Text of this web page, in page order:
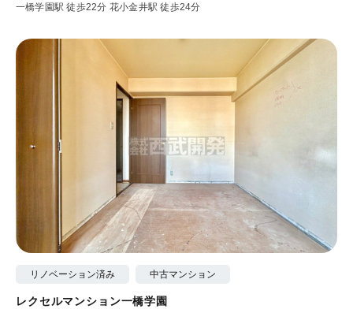
一橋学園駅 徒歩22分 花小金井駅 徒歩24分
リノベーション済み 中古マンション
レクセルマンション一橋学園